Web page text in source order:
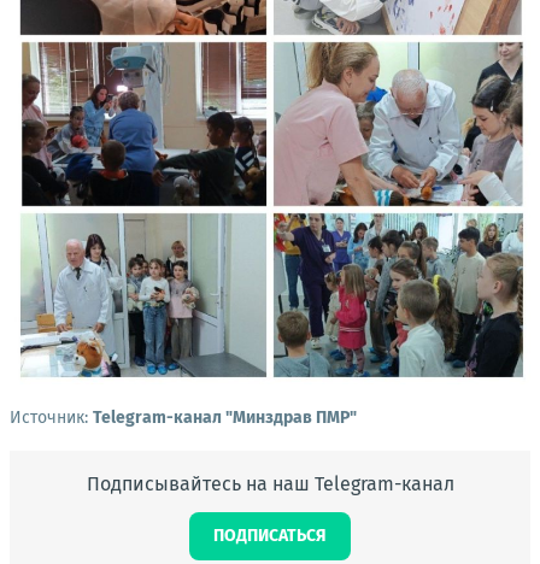
Источник: Telegram-канал "Минздрав ПМР"
Подписывайтесь на наш Telegram-канал
ПОДПИСАТЬСЯ